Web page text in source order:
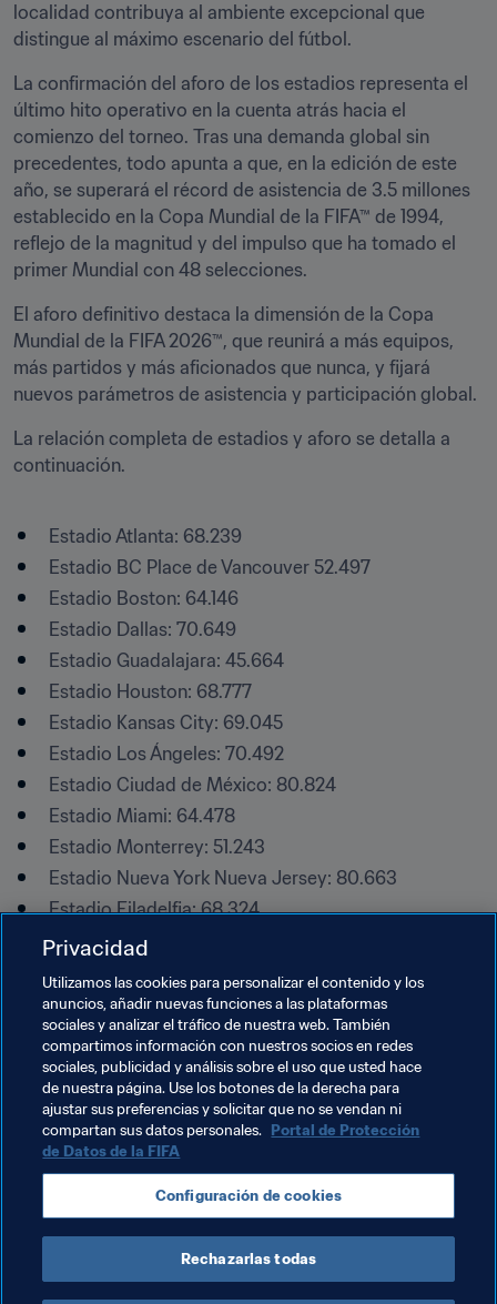
localidad contribuya al ambiente excepcional que
distingue al máximo escenario del fútbol.
La confirmación del aforo de los estadios representa el
último hito operativo en la cuenta atrás hacia el
comienzo del torneo. Tras una demanda global sin
precedentes, todo apunta a que, en la edición de este
año, se superará el récord de asistencia de 3.5 millones
establecido en la Copa Mundial de la FIFA™ de 1994,
reflejo de la magnitud y del impulso que ha tomado el
primer Mundial con 48 selecciones.
El aforo definitivo destaca la dimensión de la Copa
Mundial de la FIFA 2026™, que reunirá a más equipos,
más partidos y más aficionados que nunca, y fijará
nuevos parámetros de asistencia y participación global.
La relación completa de estadios y aforo se detalla a
continuación.
Estadio Atlanta: 68.239
Estadio BC Place de Vancouver 52.497
Estadio Boston: 64.146
Estadio Dallas: 70.649
Estadio Guadalajara: 45.664
Estadio Houston: 68.777
Estadio Kansas City: 69.045
Estadio Los Ángeles: 70.492
Estadio Ciudad de México: 80.824
Estadio Miami: 64.478
Estadio Monterrey: 51.243
Estadio Nueva York Nueva Jersey: 80.663
Estadio Filadelfia: 68.324
Estadio Bahía de San Francisco: 68.827
Estadio Seattle: 66.925
Estadio Toronto: 43.036
Temas relacionados
Organización de torneos Organización
Copa Mundial de la FIFA 2026™ México USA
Canada
Privacidad
Utilizamos las cookies para personalizar el contenido y los
anuncios, añadir nuevas funciones a las plataformas
sociales y analizar el tráfico de nuestra web. También
compartimos información con nuestros socios en redes
sociales, publicidad y análisis sobre el uso que usted hace
de nuestra página. Use los botones de la derecha para
ajustar sus preferencias y solicitar que no se vendan ni
compartan sus datos personales. Portal de Protección
de Datos de la FIFA
Configuración de cookies
Rechazarlas todas